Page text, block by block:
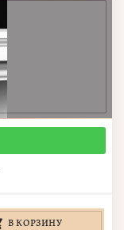
В КОРЗИНУ